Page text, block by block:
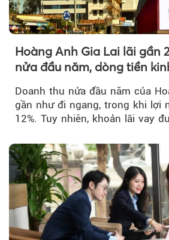
Hoàng Anh Gia Lai lãi gần
nửa đầu năm, dòng tiền
Doanh thu nửa đầu năm của
gần như đi ngang, trong khi lợi
12%. Tuy nhiên, khoản lãi vay